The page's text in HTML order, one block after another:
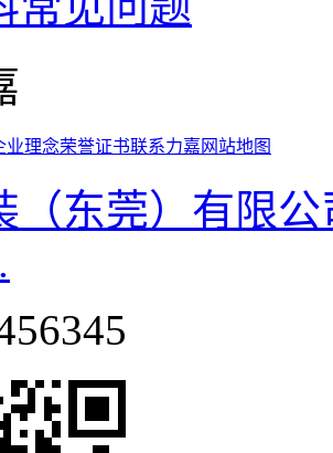
业理念荣誉证书联系力嘉 网站地图
（东莞）有限